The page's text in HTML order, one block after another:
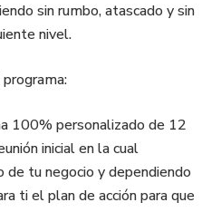
sin rumbo, atascado y sin
nivel.
100% personalizado de 12
inicial en la cual
tu negocio y dependiendo
ti el plan de acción para que